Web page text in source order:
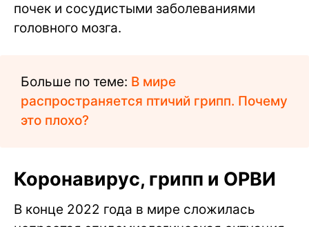
почек и сосудистыми заболеваниями
головного мозга.
Больше по теме: В мире
распространяется птичий грипп. Почему
это плохо?
Коронавирус, грипп и ОРВИ
В конце 2022 года в мире сложилась